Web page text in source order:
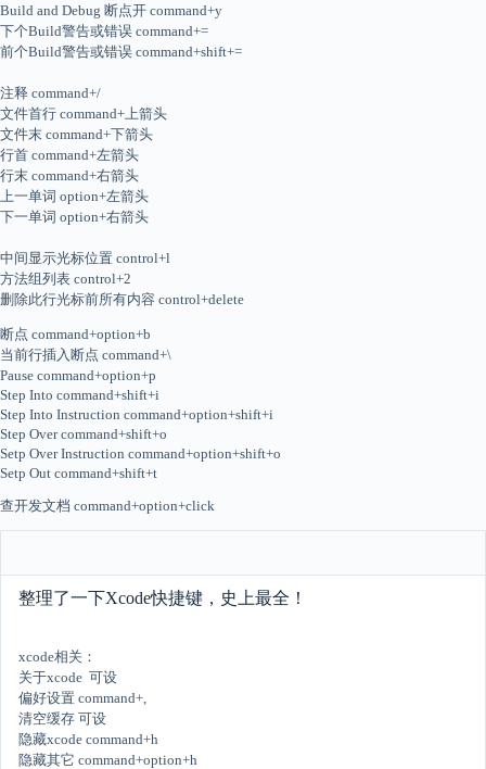
Build and Debug 断点开 command+y
下个Build警告或错误 command+=
前个Build警告或错误 command+shift+=
注释 command+/
文件首行 command+上箭头
文件末 command+下箭头
行首 command+左箭头
行末 command+右箭头
上一单词 option+左箭头
下一单词 option+右箭头
中间显示光标位置 control+l
方法组列表 control+2
删除此行光标前所有内容 control+delete
断点 command+option+b
当前行插入断点 command+\
Pause command+option+p
Step Into command+shift+i
Step Into Instruction command+option+shift+i
Step Over command+shift+o
Setp Over Instruction command+option+shift+o
Setp Out command+shift+t
查开发文档 command+option+click
整理了一下Xcode快捷键，史上最全！
xcode相关：
关于xcode 可设
偏好设置 command+,
清空缓存 可设
隐藏xcode command+h
隐藏其它 command+option+h